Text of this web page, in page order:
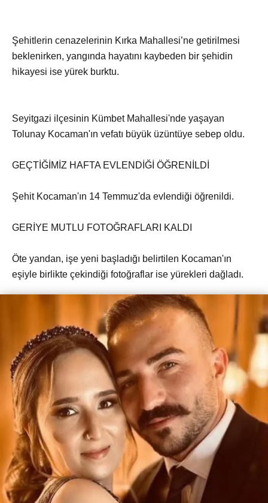
Şehitlerin cenazelerinin Kırka Mahallesi’ne getirilmesi
beklenirken, yangında hayatını kaybeden bir şehidin
hikayesi ise yürek burktu.
Seyitgazi ilçesinin Kümbet Mahallesi'nde yaşayan
Tolunay Kocaman'ın vefatı büyük üzüntüye sebep oldu.
GEÇTİĞİMİZ HAFTA EVLENDİĞİ ÖĞRENİLDİ
Şehit Kocaman'ın 14 Temmuz'da evlendiği öğrenildi.
GERİYE MUTLU FOTOĞRAFLARI KALDI
Öte yandan, işe yeni başladığı belirtilen Kocaman'ın
eşiyle birlikte çekindiği fotoğraflar ise yürekleri dağladı.